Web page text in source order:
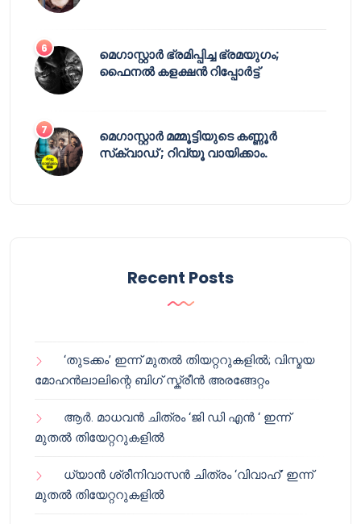
മെഗാസ്റ്റാർ ഭ്രമിപ്പിച്ച ഭ്രമയുഗം;
ഫൈനൽ കളക്ഷൻ റിപ്പോർട്ട്
മെഗാസ്റ്റാർ മമ്മൂട്ടിയുടെ കണ്ണൂർ
സ്‌ക്വാഡ് ; റിവ്യൂ വായിക്കാം.
Recent Posts
‘തുടക്കം’ ഇന്ന് മുതൽ തിയറ്ററുകളിൽ; വിസ്മയ
മോഹൻലാലിന്റെ ബിഗ് സ്ക്രീൻ അരങ്ങേറ്റം
ആർ. മാധവൻ ചിത്രം ‘ജി ഡി എൻ ‘ ഇന്ന്
മുതൽ തിയേറ്ററുകളിൽ
ധ്യാൻ ശ്രീനിവാസൻ ചിത്രം ‘വിവാഹ്’ ഇന്ന്
മുതൽ തിയേറ്ററുകളിൽ